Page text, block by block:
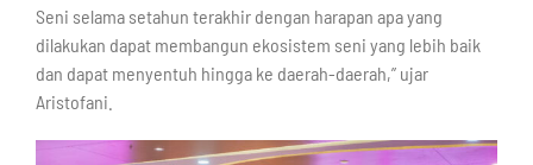
Seni selama setahun terakhir dengan harapan apa yang
dilakukan dapat membangun ekosistem seni yang lebih baik
dan dapat menyentuh hingga ke daerah-daerah,” ujar
Aristofani.